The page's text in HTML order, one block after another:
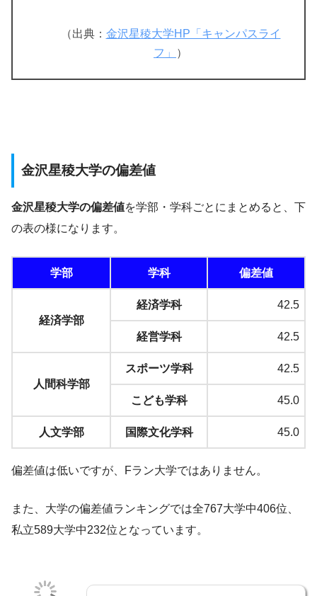
（出典： 金沢星稜大学HP「キャンパスライ
フ」
）
金沢星稜大学の偏差値
金沢星稜大学の偏差値を学部・学科ごとにまとめると、下
の表の様になります。
学部 学科 偏差値
経済学部
経済学科 42.5
経営学科 42.5
人間科学部
スポーツ学科 42.5
こども学科 45.0
人文学部 国際文化学科 45.0
偏差値は低いですが、Fラン大学ではありません。
また、大学の偏差値ランキングでは全767大学中406位、
私立589大学中232位となっています。